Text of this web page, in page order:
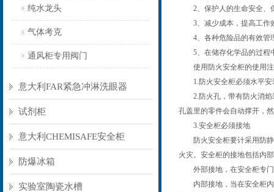
纯水龙头
气体考克
通风柜专用阀门
意大利FAR紧急冲淋洗眼器
试剂柜
意大利CHEMISAFE安全柜
防爆冰箱
实验室陶瓷水槽
2、保护人的生命安全、
3、减少成本，提高工作效
4、各种危险品的有效管理
5、在储存化学品的过程中
使用防火安全柜的使用注
1.防火安全柜必须水平安
2.防火孔，带有防火消焰
孔盖里的零件会自动撑开，
3.安全柜必须接地
防火安全柜要计采用防静
火灾。安全柜的接地包括内
外部接地，在安全柜专门
内部接地，当在安全柜内